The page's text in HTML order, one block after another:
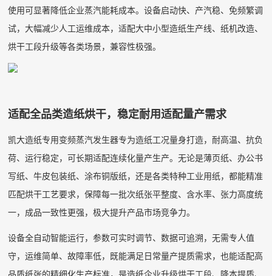
使用可显著降低企业蒸汽能耗成本。设备启动快、产汽稳、免频繁调
试，大幅减少人工运维成本，适配大中小型造纸生产线、纸机改造、
烘干工段升级等各类场景，兼容性极强。
适配全品类造纸烘干，稳定耐用适配量产需求
凯大造纸专用变频蒸汽发生器专为造纸工况量身打造，耐高温、抗负
荷、运行稳定，可长期适配连续化量产生产。无论是薄页纸、办公书
写纸、牛皮包装纸、涂布铜版纸，还是各类特种工业用纸，都能精准
匹配烘干工艺要求，保障每一批次纸张平整度、含水率、张力高度统
一，成品一致性更强，极大提升产品市场竞争力。
设备全自动智能运行，参数可实时调节、数据可追溯，无需专人值
守，运维简单、故障率低，既能满足日常量产提质需求，也能适配高